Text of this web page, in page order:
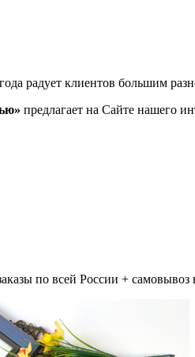
радует клиентов большим
предлагает на Сайте нашего
по всей России + самовывоз